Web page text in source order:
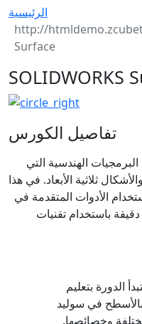
الرئيسية
Surface
SOLIDWORKS
تفاصيل الكورس
الهندسية التي
ثلاثية الأبعاد. في هذا
الأدوات المتقدمة في
باستخدام تقنيات
الدورة بتعليم
بالأسطح في سوليد
وخصائصها.